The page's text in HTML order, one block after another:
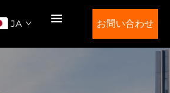
JA お問い合わせ